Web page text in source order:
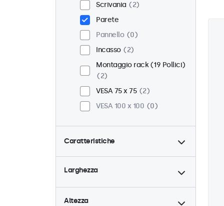
Scrivania
2
Parete
Pannello
0
Incasso
2
Montaggio rack (19 Pollici)
2
VESA 75 x 75
2
VESA 100 x 100
0
Caratteristiche
4:3 / 5:4
0
9-36 Volt
Dimmerabile
2
Lettore multimediale USB
Larghezza
Altezza